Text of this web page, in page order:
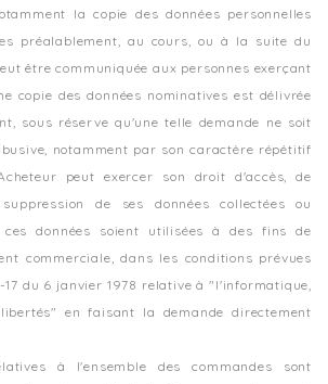
la copie des données personnelles
préalablement, au cours, ou à la suite du
être communiquée aux personnes exerçant
copie des données nominatives est délivrée
sous réserve qu'une telle demande ne soit
notamment par son caractère répétitif
peut exercer son droit d'accès, de
de ses données collectées ou
données soient utilisées à des fins de
commerciale, dans les conditions prévues
du 6 janvier 1978 relative à "l'informatique,
en faisant la demande directement
à l'ensemble des commandes sont